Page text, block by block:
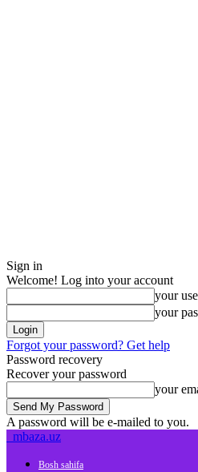
Sign in
Welcome! Log into your account
your
your
Forgot your password? Get help
Password recovery
Recover your password
your
A password will be e-mailed to you.
mbaza.uz
Bosh sahifa